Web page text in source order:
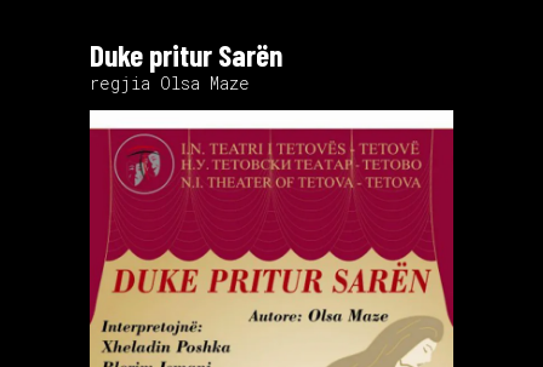
Duke pritur Sarën
regjia Olsa Maze